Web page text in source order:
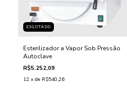
ESGOTADO
Esterilizador a Vapor Sob Pressão
Autoclave
R$5.252,09
12 x de R$540,26